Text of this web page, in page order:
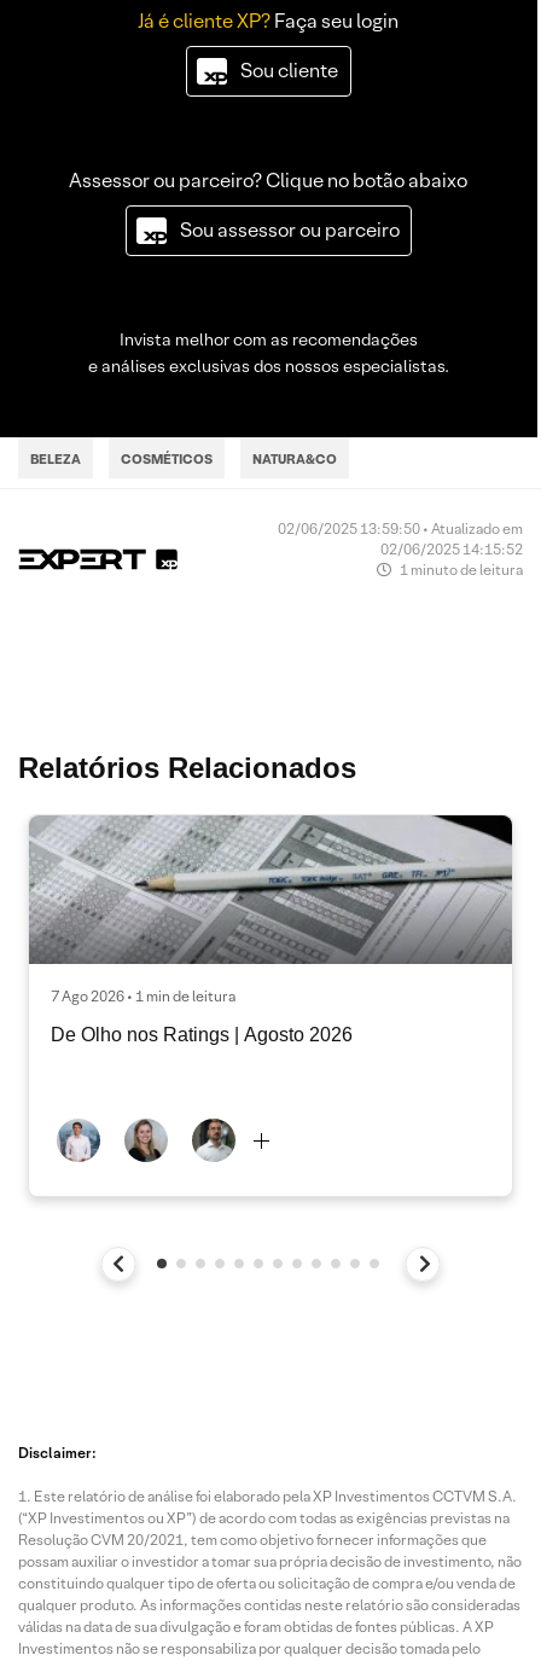
Já é cliente XP?Faça seu login
Sou cliente
Assessor ou parceiro? Clique no botão abaixo
Sou assessor ou parceiro
Invista melhor com as recomendações
e análises exclusivas dos nossos especialistas.
BELEZA COSMÉTICOS NATURA&CO
02/06/2025 13:59:50 • Atualizado em
02/06/2025 14:15:52
1 minuto de leitura
Relatórios Relacionados
7 Ago 2026 • 1 min de leitura
De Olho nos Ratings | Agosto 2026
Disclaimer:
Este relatório de análise foi elaborado pela XP Investimentos CCTVM S.A.
(“XP Investimentos ou XP”) de acordo com todas as exigências previstas na
Resolução CVM 20/2021, tem como objetivo fornecer informações que
possam auxiliar o investidor a tomar sua própria decisão de investimento, não
constituindo qualquer tipo de oferta ou solicitação de compra e/ou venda de
qualquer produto. As informações contidas neste relatório são consideradas
válidas na data de sua divulgação e foram obtidas de fontes públicas. A XP
Investimentos não se responsabiliza por qualquer decisão tomada pelo